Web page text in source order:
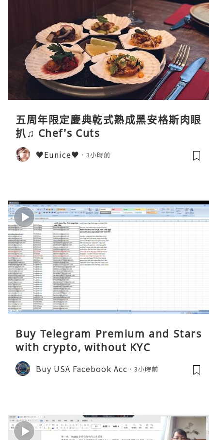
五周年限定慶典乾式熟成黑安格斯肉眼
扒♫ Chef's Cuts
♥Eunice♥ 3小時前
Buy Telegram Premium and Stars
with crypto, without KYC
Buy USA Facebook Acc 3小時前